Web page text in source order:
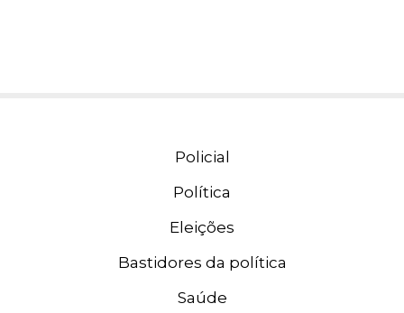
Policial
Política
Eleições
Bastidores da política
Saúde